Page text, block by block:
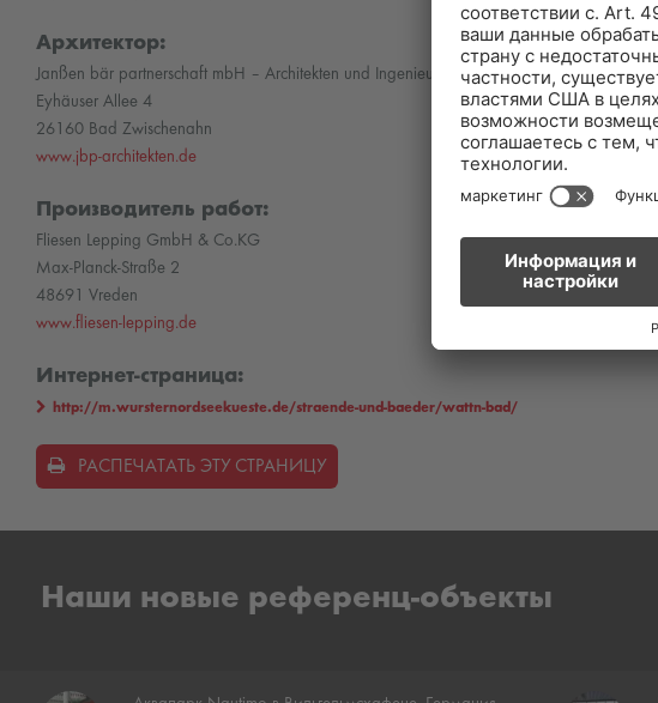
Архитектор:
Janßen bär partnerschaft mbH – Architekten und Ingenieure
Eyhäuser Allee 4
26160 Bad Zwischenahn
www.jbp-architekten.de
Производитель работ:
Fliesen Lepping GmbH & Co.KG
Max-Planck-Straße 2
48691 Vreden
www.fliesen-lepping.de
Интернет-страница:
http://m.wursternordseekueste.de/straende-und-baeder/wattn-bad/
РАСПЕЧАТАТЬ ЭТУ СТРАНИЦУ
Наши новые референц-объекты